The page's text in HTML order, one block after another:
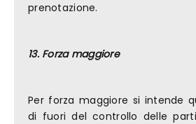
prenotazione.
13. Forza maggiore
Per forza maggiore si intende
di fuori del controllo delle